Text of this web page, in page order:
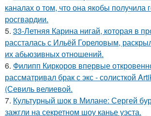
каналах о том, что она якобы получила
росгвардии.
5. 33-Летняя Карина нигай, которая в
рассталась с Ильёй Гореловым,
их абьюзивных отношений.
6. Филипп Киркоров впервые
рассматривал брак с экс - солисткой
(Севиль велиевой.
7. Культурный шок в Милане: Сергей
зажгли на секретном шоу канье уэста.